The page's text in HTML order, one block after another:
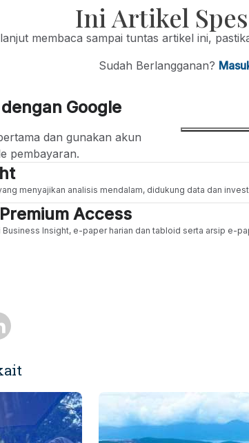
Ini Artikel
membaca sampai tuntas artikel ini,
Sudah Berlangganan?
Google
dan gunakan akun
pembayaran.
menyajikan analisis mendalam, didukung data dan
Access
Insight, e-paper harian dan tabloid serta arsip e-